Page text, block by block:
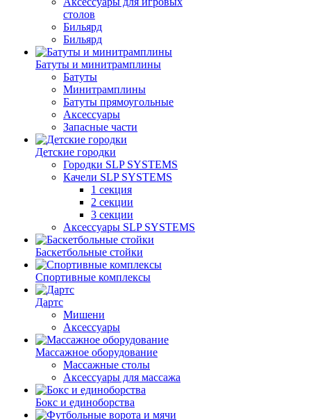
столов
Бильяpд
Бильяpд
Батуты и минитрамплины
Батуты
Минитрамплины
Батуты прямоугольные
Аксессуары
Запасные части
Детские городки
Городки SLP SYSTEMS
Качели SLP SYSTEMS
1 секция
2 секции
3 секции
Аксессуары SLP SYSTEMS
Баскетбольные стойки
Спортивные комплексы
Дартс
Мишени
Аксессуары
Массажное оборудование
Массажные столы
Аксессуары для массажа
Бокс и единоборства